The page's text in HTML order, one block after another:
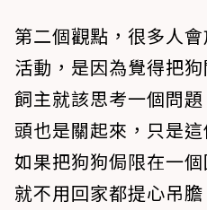
第二個觀點，很多人
活動，是因為覺得把
飼主就該思考一個問
頭也是關起來，只是
如果把狗狗侷限在一
就不用回家都提心吊